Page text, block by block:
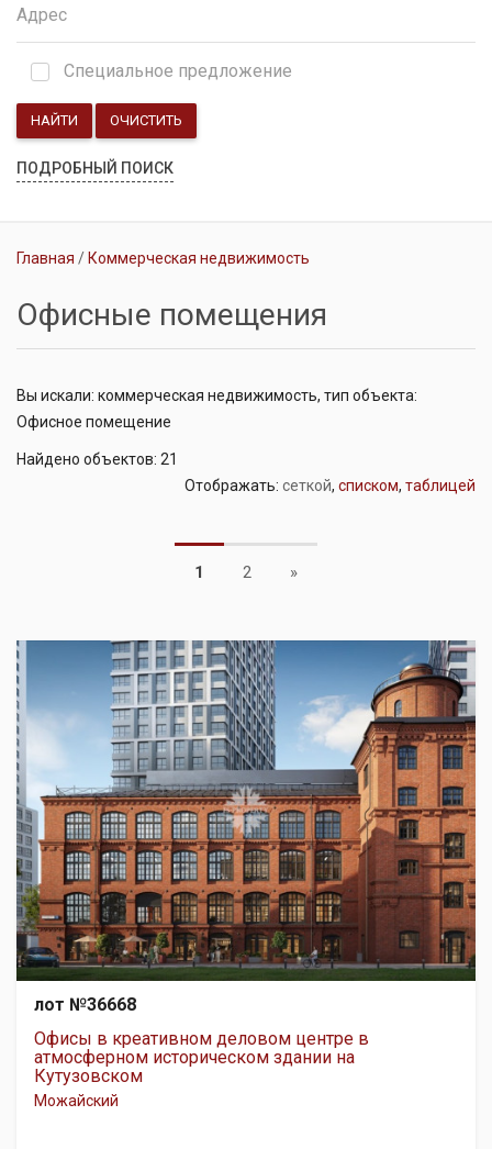
Специальное предложение
НАЙТИ ОЧИСТИТЬ
ПОДРОБНЫЙ ПОИСК
Главная Коммерческая недвижимость
Офисные помещения
Вы искали: коммерческая недвижимость, тип объекта:
Офисное помещение
Найдено объектов: 21
Отображать: сеткой, списком, таблицей
1 2 »Next
лот №36668
Офисы в креативном деловом центре в
атмосферном историческом здании на
Кутузовском
Можайский